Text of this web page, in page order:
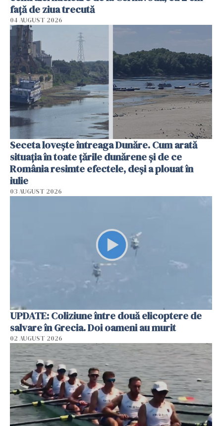
faţă de ziua trecută
04 AUGUST 2026
Seceta lovește întreaga Dunăre. Cum arată
situația în toate țările dunărene și de ce
România resimte efectele, deși a plouat în
iulie
03 AUGUST 2026
UPDATE: Coliziune între două elicoptere de
salvare în Grecia. Doi oameni au murit
02 AUGUST 2026